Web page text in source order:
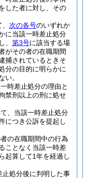
した者に対し、その
次の各号のいずれか
に当該一時差止処分
、 第3号に該当する場
がその者の在職期間
捕されているときそ
分の目的に明らかに
い。
時差止処分の理由と
禁刑以上の刑に処せ
、当該一時差止処分
につき公訴を提起し
の在職期間中の行為
ことなく当該一時差
起算して1年を経過し
処分後に判明した事